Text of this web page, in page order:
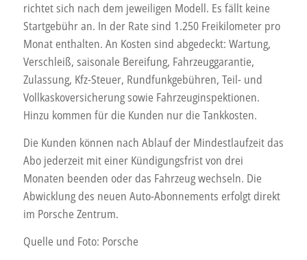
richtet sich nach dem jeweiligen Modell. Es fällt keine
Startgebühr an. In der Rate sind 1.250 Freikilometer pro
Monat enthalten. An Kosten sind abgedeckt: Wartung,
Verschleiß, saisonale Bereifung, Fahrzeuggarantie,
Zulassung, Kfz-Steuer, Rundfunkgebühren, Teil- und
Vollkaskoversicherung sowie Fahrzeuginspektionen.
Hinzu kommen für die Kunden nur die Tankkosten.
Die Kunden können nach Ablauf der Mindestlaufzeit das
Abo jederzeit mit einer Kündigungsfrist von drei
Monaten beenden oder das Fahrzeug wechseln. Die
Abwicklung des neuen Auto-Abonnements erfolgt direkt
im Porsche Zentrum.
Quelle und Foto: Porsche